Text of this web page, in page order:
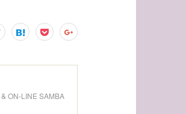
ON-LINE SAMBA